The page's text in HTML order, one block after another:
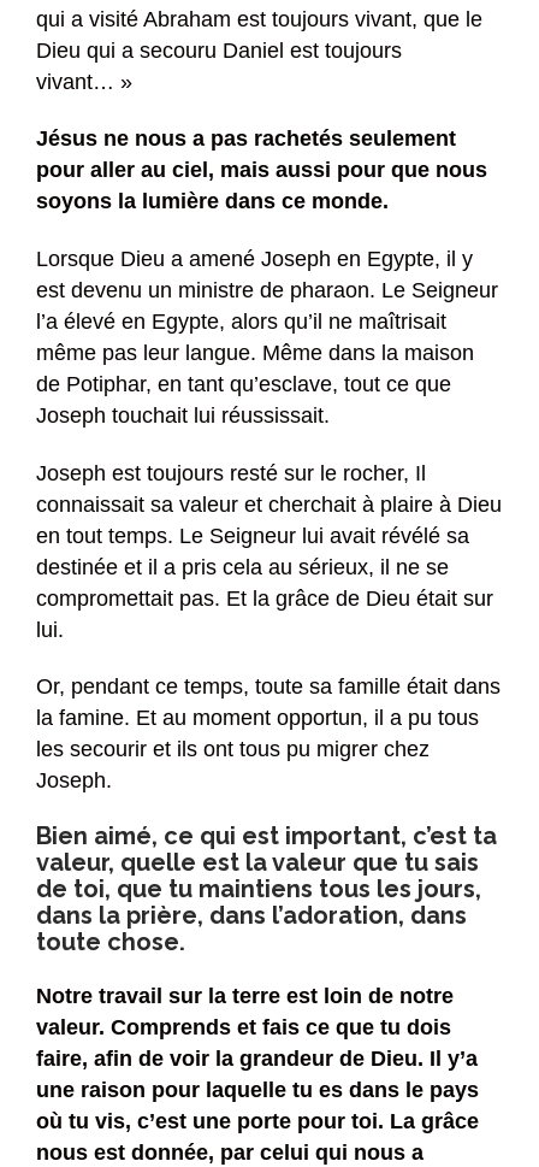
qui a visité Abraham est toujours vivant, que le
Dieu qui a secouru Daniel est toujours
vivant… »
Jésus ne nous a pas rachetés seulement
pour aller au ciel, mais aussi pour que nous
soyons la lumière dans ce monde.
Lorsque Dieu a amené Joseph en Egypte, il y
est devenu un ministre de pharaon. Le Seigneur
l’a élevé en Egypte, alors qu’il ne maîtrisait
même pas leur langue. Même dans la maison
de Potiphar, en tant qu’esclave, tout ce que
Joseph touchait lui réussissait.
Joseph est toujours resté sur le rocher, Il
connaissait sa valeur et cherchait à plaire à Dieu
en tout temps. Le Seigneur lui avait révélé sa
destinée et il a pris cela au sérieux, il ne se
compromettait pas. Et la grâce de Dieu était sur
lui.
Or, pendant ce temps, toute sa famille était dans
la famine. Et au moment opportun, il a pu tous
les secourir et ils ont tous pu migrer chez
Joseph.
Bien aimé, ce qui est important, c’est ta
valeur, quelle est la valeur que tu sais
de toi, que tu maintiens tous les jours,
dans la prière, dans l’adoration, dans
toute chose.
Notre travail sur la terre est loin de notre
valeur. Comprends et fais ce que tu dois
faire, afin de voir la grandeur de Dieu. Il y’a
une raison pour laquelle tu es dans le pays
où tu vis, c’est une porte pour toi. La grâce
nous est donnée, par celui qui nous a